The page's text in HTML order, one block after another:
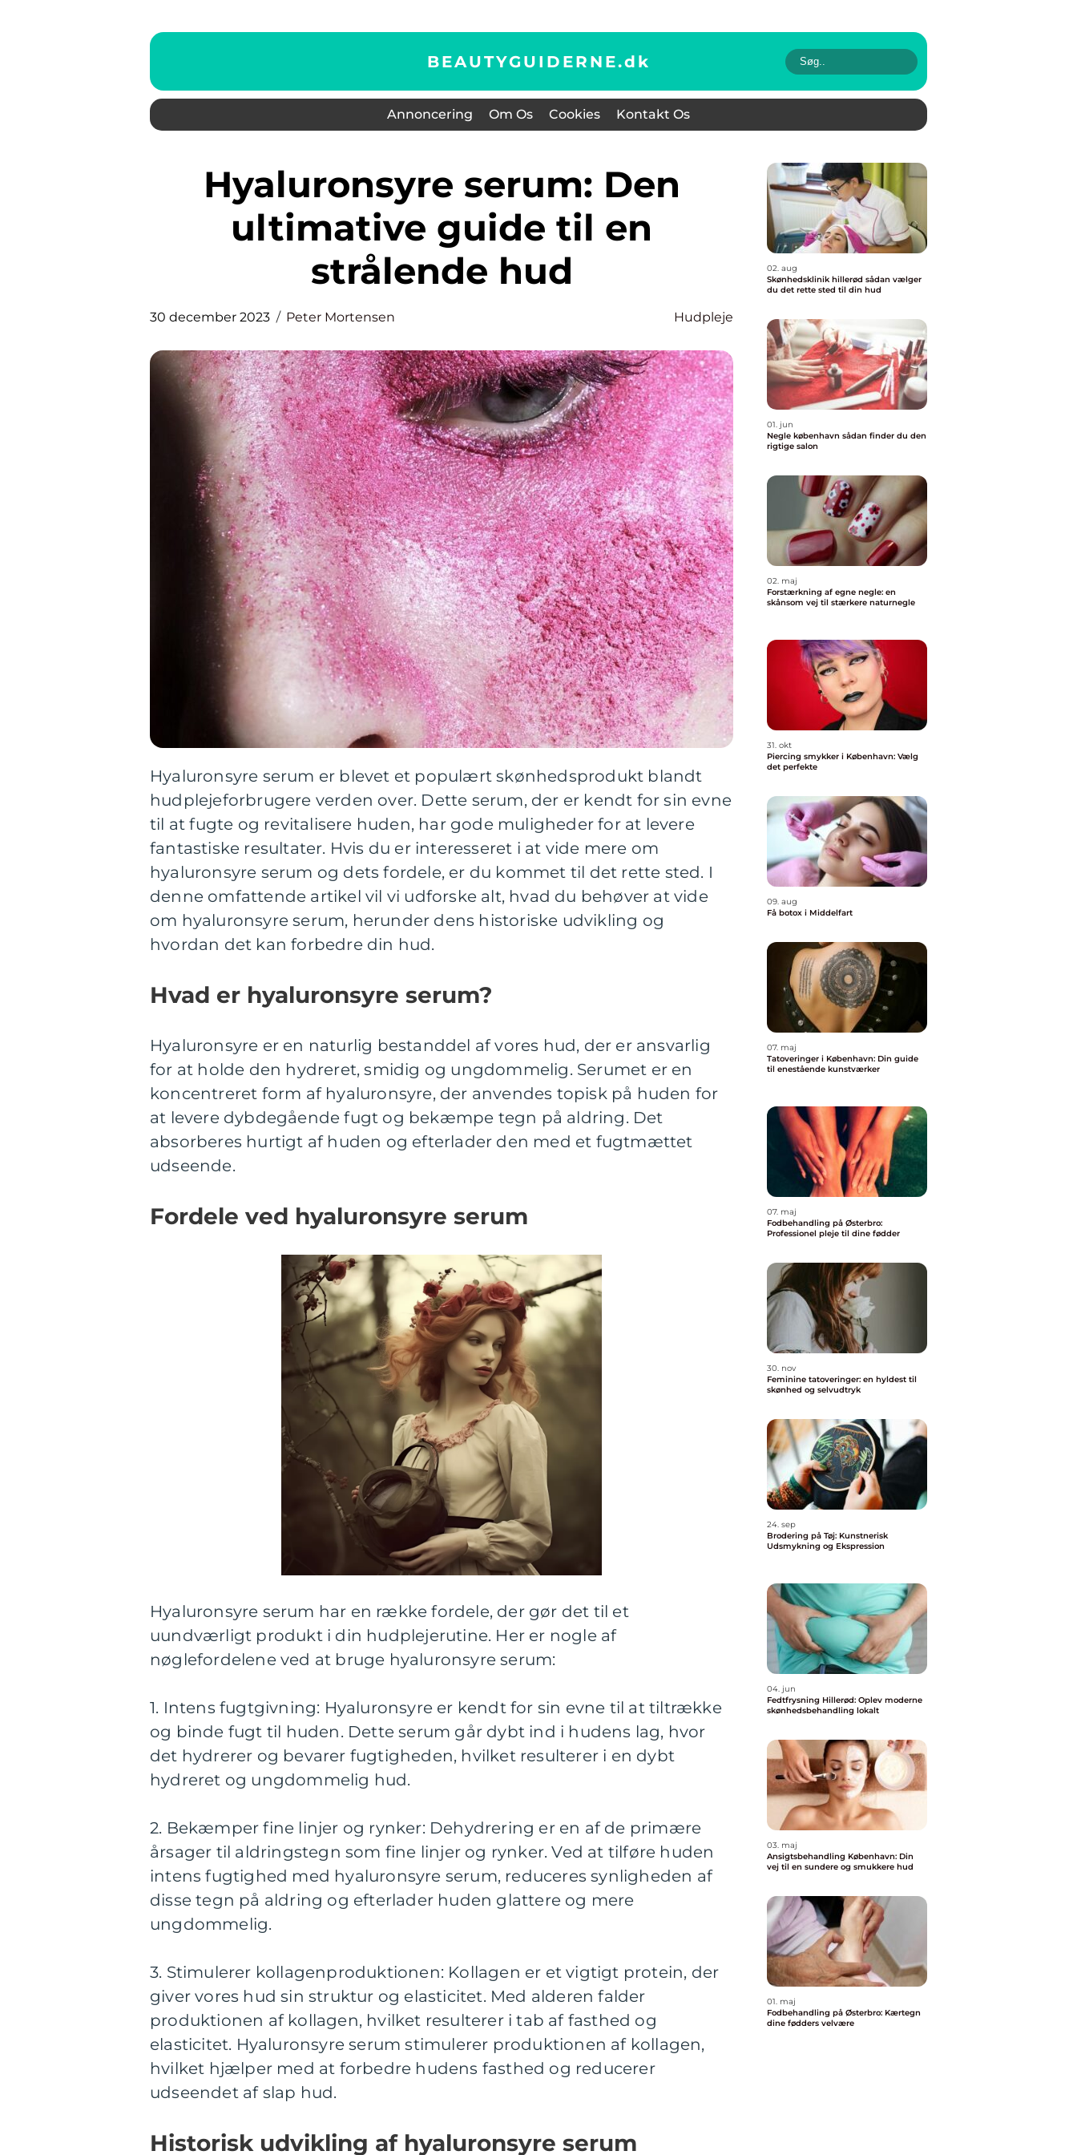
BEAUTYGUIDERNE.dk
Annoncering Om Os Cookies Kontakt Os
Hyaluronsyre serum: Den
ultimative guide til en
strålende hud
30 december 2023 Peter Mortensen Hudpleje
Hyaluronsyre serum er blevet et populært skønhedsprodukt blandt
hudplejeforbrugere verden over. Dette serum, der er kendt for sin evne
til at fugte og revitalisere huden, har gode muligheder for at levere
fantastiske resultater. Hvis du er interesseret i at vide mere om
hyaluronsyre serum og dets fordele, er du kommet til det rette sted. I
denne omfattende artikel vil vi udforske alt, hvad du behøver at vide
om hyaluronsyre serum, herunder dens historiske udvikling og
hvordan det kan forbedre din hud.
Hvad er hyaluronsyre serum?
Hyaluronsyre er en naturlig bestanddel af vores hud, der er ansvarlig
for at holde den hydreret, smidig og ungdommelig. Serumet er en
koncentreret form af hyaluronsyre, der anvendes topisk på huden for
at levere dybdegående fugt og bekæmpe tegn på aldring. Det
absorberes hurtigt af huden og efterlader den med et fugtmættet
udseende.
Fordele ved hyaluronsyre serum
Hyaluronsyre serum har en række fordele, der gør det til et
uundværligt produkt i din hudplejerutine. Her er nogle af
nøglefordelene ved at bruge hyaluronsyre serum:
1. Intens fugtgivning: Hyaluronsyre er kendt for sin evne til at tiltrække
og binde fugt til huden. Dette serum går dybt ind i hudens lag, hvor
det hydrerer og bevarer fugtigheden, hvilket resulterer i en dybt
hydreret og ungdommelig hud.
2. Bekæmper fine linjer og rynker: Dehydrering er en af de primære
årsager til aldringstegn som fine linjer og rynker. Ved at tilføre huden
intens fugtighed med hyaluronsyre serum, reduceres synligheden af
disse tegn på aldring og efterlader huden glattere og mere
ungdommelig.
3. Stimulerer kollagenproduktionen: Kollagen er et vigtigt protein, der
giver vores hud sin struktur og elasticitet. Med alderen falder
produktionen af kollagen, hvilket resulterer i tab af fasthed og
elasticitet. Hyaluronsyre serum stimulerer produktionen af kollagen,
hvilket hjælper med at forbedre hudens fasthed og reducerer
udseendet af slap hud.
Historisk udvikling af hyaluronsyre serum
02. aug
Skønhedsklinik hillerød sådan vælger
du det rette sted til din hud
01. jun
Negle københavn sådan finder du den
rigtige salon
02. maj
Forstærkning af egne negle: en
skånsom vej til stærkere naturnegle
31. okt
Piercing smykker i København: Vælg
det perfekte
09. aug
Få botox i Middelfart
07. maj
Tatoveringer i København: Din guide
til enestående kunstværker
07. maj
Fodbehandling på Østerbro:
Professionel pleje til dine fødder
30. nov
Feminine tatoveringer: en hyldest til
skønhed og selvudtryk
24. sep
Brodering på Tøj: Kunstnerisk
Udsmykning og Ekspression
04. jun
Fedtfrysning Hillerød: Oplev moderne
skønhedsbehandling lokalt
03. maj
Ansigtsbehandling København: Din
vej til en sundere og smukkere hud
01. maj
Fodbehandling på Østerbro: Kærtegn
dine fødders velvære